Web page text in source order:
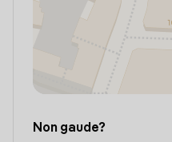
Non gaude?